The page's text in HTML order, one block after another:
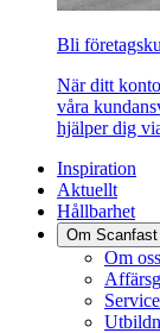
Bli
När ditt
våra
hjälper dig
Inspiration
Aktuellt
Hållbarhet
Om Scanfast
Om oss
Service